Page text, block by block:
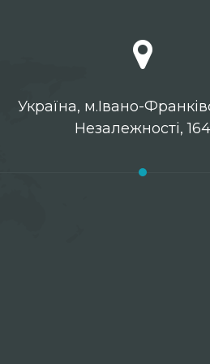
Українa, м.Івано-
Незалежності, 164